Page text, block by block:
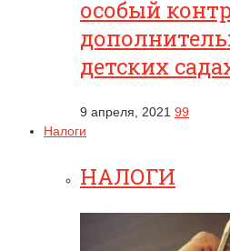
особый
детских
9 апреля, 2021 99
Налоги
НАЛОГИ